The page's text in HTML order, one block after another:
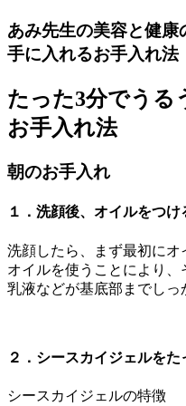
あみ先生の美容と健
手に入れるお手入れ法
たった3分でうる
お手入れ法
朝のお手入れ
１．洗顔後、オイルをつけ
洗顔したら、まず最初にオ
オイルを使うことにより
乳液などが基底部までし
２．シースカイジェルをた
シースカイジェルの特徴